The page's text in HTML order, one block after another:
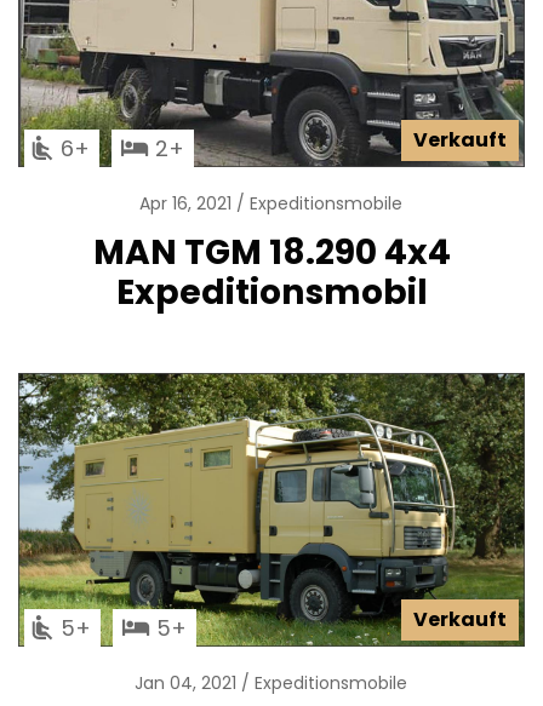
Verkauft
6 2
Apr 16, 2021 Expeditionsmobile
MAN TGM 18.290 4x4
Expeditionsmobil
Verkauft
5 5
Jan 04, 2021 Expeditionsmobile